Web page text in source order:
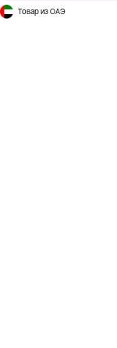
Товар из ОАЭ